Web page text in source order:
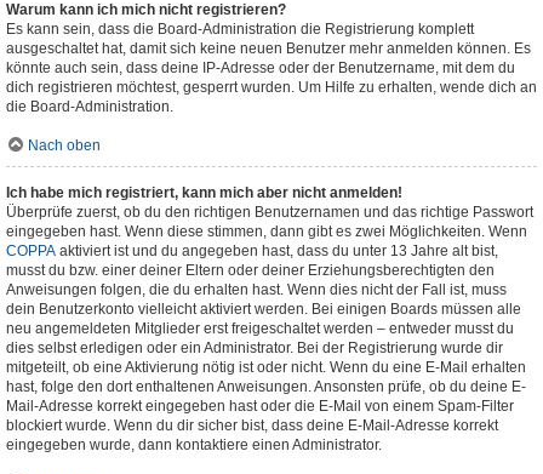
Warum kann ich mich nicht registrieren?
Es kann sein, dass die Board-Administration die Registrierung komplett
ausgeschaltet hat, damit sich keine neuen Benutzer mehr anmelden können. Es
könnte auch sein, dass deine IP-Adresse oder der Benutzername, mit dem du
dich registrieren möchtest, gesperrt wurden. Um Hilfe zu erhalten, wende dich an
die Board-Administration.
Nach oben
Ich habe mich registriert, kann mich aber nicht anmelden!
Überprüfe zuerst, ob du den richtigen Benutzernamen und das richtige Passwort
eingegeben hast. Wenn diese stimmen, dann gibt es zwei Möglichkeiten. Wenn
COPPA aktiviert ist und du angegeben hast, dass du unter 13 Jahre alt bist,
musst du bzw. einer deiner Eltern oder deiner Erziehungsberechtigten den
Anweisungen folgen, die du erhalten hast. Wenn dies nicht der Fall ist, muss
dein Benutzerkonto vielleicht aktiviert werden. Bei einigen Boards müssen alle
neu angemeldeten Mitglieder erst freigeschaltet werden – entweder musst du
dies selbst erledigen oder ein Administrator. Bei der Registrierung wurde dir
mitgeteilt, ob eine Aktivierung nötig ist oder nicht. Wenn du eine E-Mail erhalten
hast, folge den dort enthaltenen Anweisungen. Ansonsten prüfe, ob du deine E-
Mail-Adresse korrekt eingegeben hast oder die E-Mail von einem Spam-Filter
blockiert wurde. Wenn du dir sicher bist, dass deine E-Mail-Adresse korrekt
eingegeben wurde, dann kontaktiere einen Administrator.